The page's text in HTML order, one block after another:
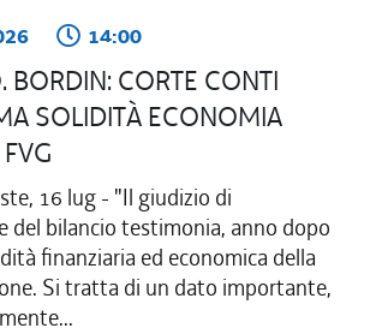
14:00
BORDIN: CORTE CONTI
SOLIDITÀ ECONOMIA
16 lug - "Il giudizio di
del bilancio testimonia, anno dopo
finanziaria ed economica della
Si tratta di un dato importante,